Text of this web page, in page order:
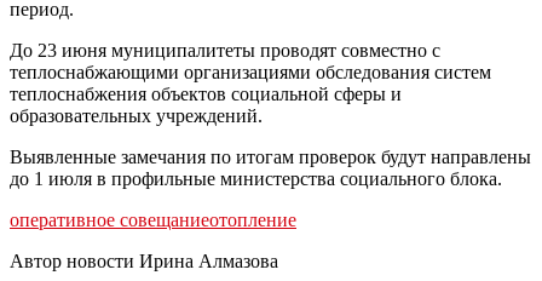
период.
До 23 июня муниципалитеты проводят совместно с
теплоснабжающими организациями обследования систем
теплоснабжения объектов социальной сферы и
образовательных учреждений.
Выявленные замечания по итогам проверок будут направлены
до 1 июля в профильные министерства социального блока.
оперативное совещаниеотопление
Автор новости Ирина Алмазова